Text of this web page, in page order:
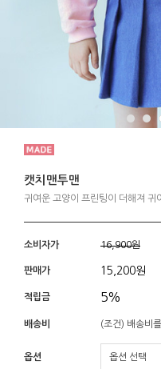
캣치맨투맨
귀여운 고양이 프린팅이 더해져 귀
소비자가 16,900원
판매가 15,200원
적립금 5%
배송비 (조건) 배송비
옵션